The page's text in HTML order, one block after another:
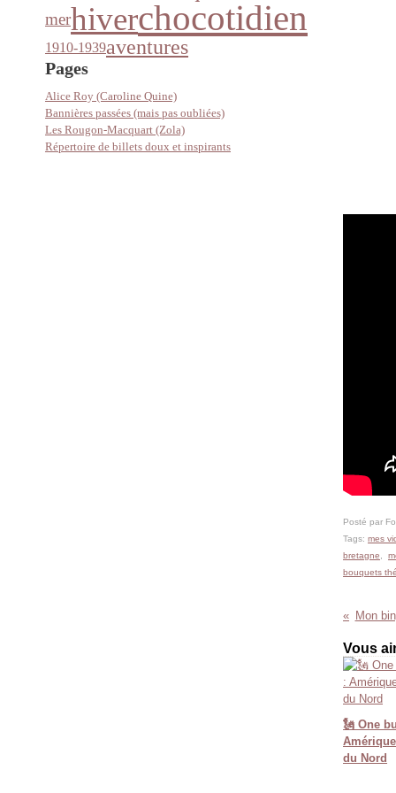
merhiverchocotidien
1910-1939aventures
Pages
Alice Roy (Caroline Quine)
Bannières passées (mais pas oubliées)
Les Rougon-Macquart (Zola)
Répertoire de billets doux et inspirants
Posté par
Tags:mes
bretagne ,
bouquets
Mon
Vous
🗽 One
du Nord